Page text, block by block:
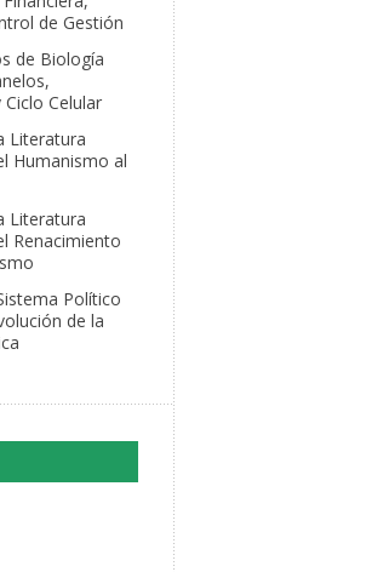
de Gestión
de Biología
Celular
Literatura
Humanismo al
Literatura
Renacimiento
Político
de la